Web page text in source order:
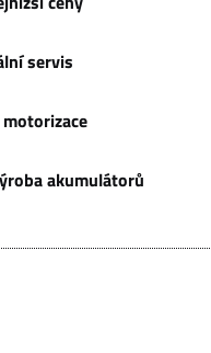
servis
akumulátorů